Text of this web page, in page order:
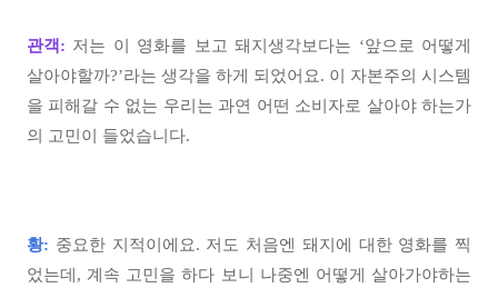
관객: 저는 이 영화를 보고 돼지생각보다는 ‘앞으로 어떻게
살아야할까?’라는 생각을 하게 되었어요. 이 자본주의 시스템
을 피해갈 수 없는 우리는 과연 어떤 소비자로 살아야 하는가
의 고민이 들었습니다.
황: 중요한 지적이에요. 저도 처음엔 돼지에 대한 영화를 찍
었는데, 계속 고민을 하다 보니 나중엔 어떻게 살아가야하는